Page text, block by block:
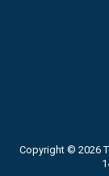
Copyright © 2026